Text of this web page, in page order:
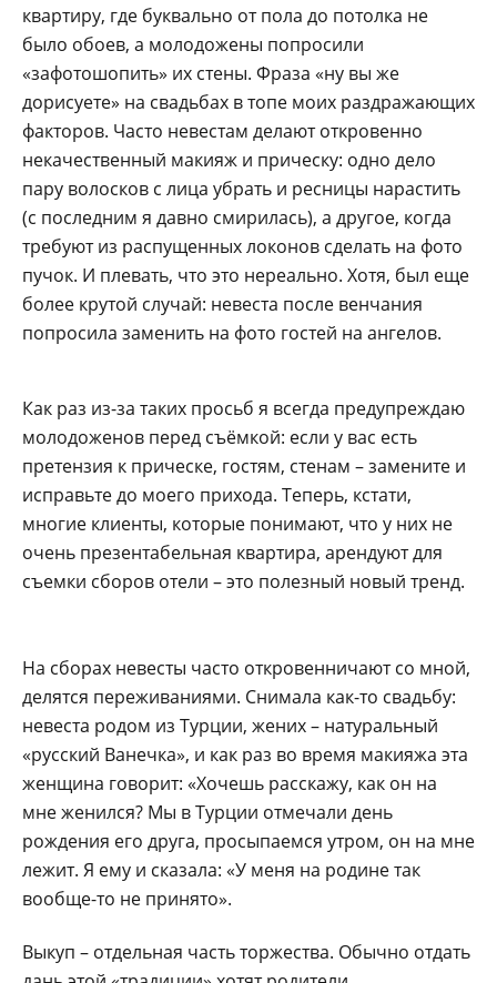
квартиру, где буквально от пола до потолка не
было обоев, а молодожены попросили
«зафотошопить» их стены. Фраза «ну вы же
дорисуете» на свадьбах в топе моих раздражающих
факторов. Часто невестам делают откровенно
некачественный макияж и прическу: одно дело
пару волосков с лица убрать и ресницы нарастить
(с последним я давно смирилась), а другое, когда
требуют из распущенных локонов сделать на фото
пучок. И плевать, что это нереально. Хотя, был еще
более крутой случай: невеста после венчания
попросила заменить на фото гостей на ангелов.
Как раз из-за таких просьб я всегда предупреждаю
молодоженов перед съёмкой: если у вас есть
претензия к прическе, гостям, стенам – замените и
исправьте до моего прихода. Теперь, кстати,
многие клиенты, которые понимают, что у них не
очень презентабельная квартира, арендуют для
съемки сборов отели – это полезный новый тренд.
На сборах невесты часто откровенничают со мной,
делятся переживаниями. Снимала как-то свадьбу:
невеста родом из Турции, жених – натуральный
«русский Ванечка», и как раз во время макияжа эта
женщина говорит: «Хочешь расскажу, как он на
мне женился? Мы в Турции отмечали день
рождения его друга, просыпаемся утром, он на мне
лежит. Я ему и сказала: «У меня на родине так
вообще-то не принято».
Выкуп – отдельная часть торжества. Обычно отдать